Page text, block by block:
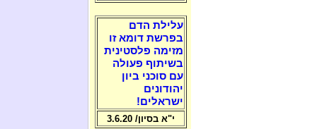
עלילת הדם
בפרשת דומא זו
מזימה פלסטינית
בשיתוף פעולה
עם סוכני ביון
יהודונים
ישראלים!
י"א בסיון/ 3.6.20